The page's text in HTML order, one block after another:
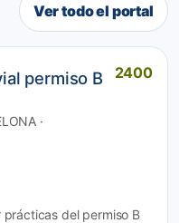
Ver todo el portal
permiso B
·
2400
del permiso B